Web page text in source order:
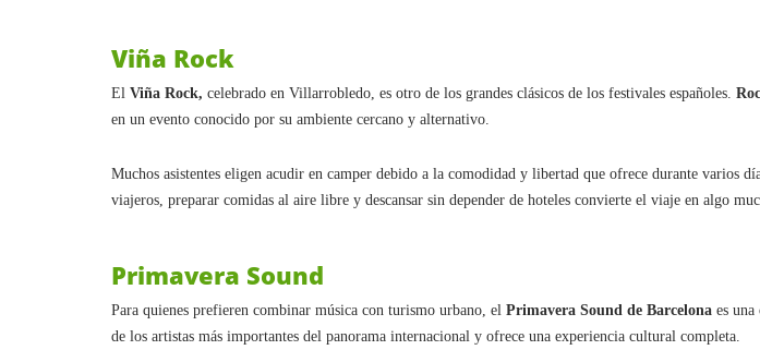
Viña Rock
El Viña Rock, celebrado en Villarrobledo, es otro de los grandes clásicos de los festivales españoles.
en un evento conocido por su ambiente cercano y alternativo.
Muchos asistentes eligen acudir en camper debido a la comodidad y libertad que ofrece durante varios
viajeros, preparar comidas al aire libre y descansar sin depender de hoteles convierte el viaje en algo
Primavera Sound
Para quienes prefieren combinar música con turismo urbano, el Primavera Sound de Barcelona es
de los artistas más importantes del panorama internacional y ofrece una experiencia cultural completa.